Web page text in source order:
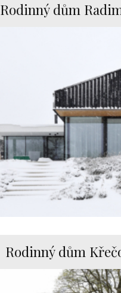
Rodinný dům
Rodinný dům